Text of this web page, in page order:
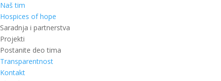
Naš tim
Hospices of hope
Saradnja i partnerstva
Projekti
Postanite deo tima
Transparentnost
Kontakt